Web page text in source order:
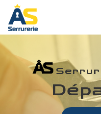
Panneau de gestion des